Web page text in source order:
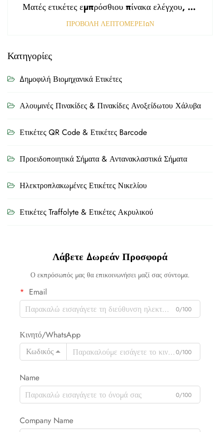
Ματές ετικέτες εμπρόσθιου πίνακα ελέγχου, τρυπημένες με αμαυρωμένη επιφάνεια, πάχους 0,25 mm, ετικέτες από πολυκαρβονικό ή PVC
ΠΡΟΒΟΛΗ ΛΕΠΤΟΜΕΡΕΙΩΝ
Κατηγορίες
Δημοφιλή Βιομηχανικά Ετικέτες
Αλουμινές Πινακίδες & Πινακίδες Ανοξείδωτου Χάλυβα
Ετικέτες QR Code & Ετικέτες Barcode
Προειδοποιητικά Σήματα & Αντανακλαστικά Σήματα
Ηλεκτροπλακωμένες Ετικέτες Νικελίου
Ετικέτες Traffolyte & Ετικέτες Ακρυλικού
Λάβετε Δωρεάν Προσφορά
Ο εκπρόσωπός μας θα επικοινωνήσει μαζί σας σύντομα.
Email
0/100
Κινητό/WhatsApp
Κωδικός
0/100
Name
0/100
Company Name